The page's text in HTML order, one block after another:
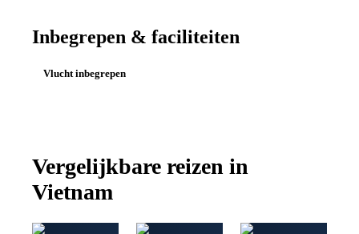
Inbegrepen & faciliteiten
Vlucht inbegrepen
Vergelijkbare reizen in
Vietnam